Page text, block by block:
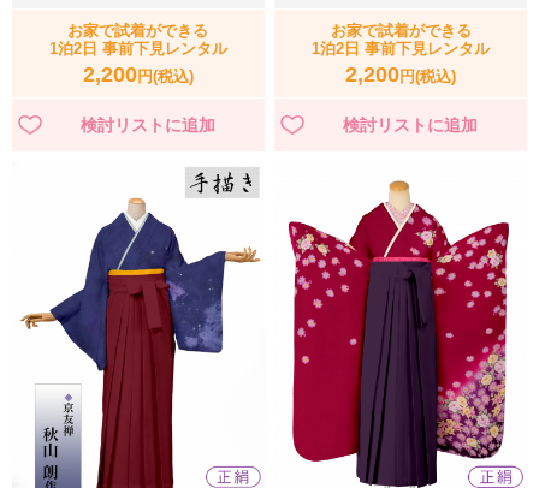
お家で試着ができる
1泊2日 事前下見レンタル
2,200円(税込)
お家で試着ができる
1泊2日 事前下見レンタル
2,200円(税込)